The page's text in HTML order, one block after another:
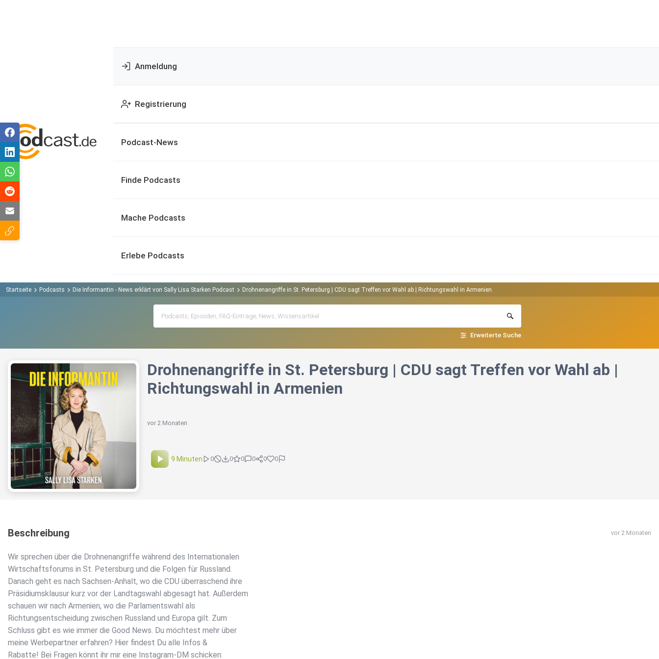
Anmeldung
Registrierung
Podcast-News
Finde Podcasts
Mache Podcasts
Erlebe Podcasts
Startseite Podcasts Die Informantin - News erklärt von Sally Lisa Starken Podcast Drohnenangriffe in St. Petersburg | CDU sagt Treffen vor Wahl ab | Richtungswahl in Armenien
Erweiterte Suche
Drohnenangriffe in St. Petersburg | CDU sagt Treffen vor Wahl ab |
Richtungswahl in Armenien
vor 2 Monaten
9 Minuten 0 0 0 0 0 0
Beschreibung vor 2 Monaten
Wir sprechen über die Drohnenangriffe während des Internationalen
Wirtschaftsforums in St. Petersburg und die Folgen für Russland.
Danach geht es nach Sachsen-Anhalt, wo die CDU überraschend ihre
Präsidiumsklausur kurz vor der Landtagswahl abgesagt hat. Außerdem
schauen wir nach Armenien, wo die Parlamentswahl als
Richtungsentscheidung zwischen Russland und Europa gilt. Zum
Schluss gibt es wie immer die Good News. Du möchtest mehr über
meine Werbepartner erfahren? Hier findest Du alle Infos &
Rabatte! Bei Fragen könnt ihr mir eine Instagram-DM schicken: